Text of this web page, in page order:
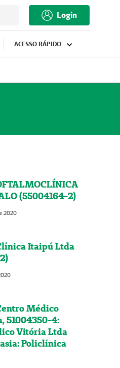
Login
ACESSO RÁPIDO
(55004164-2)
2020
Itaipú Ltda
Médico
51004350-4:
Vitória Ltda
Policlínica